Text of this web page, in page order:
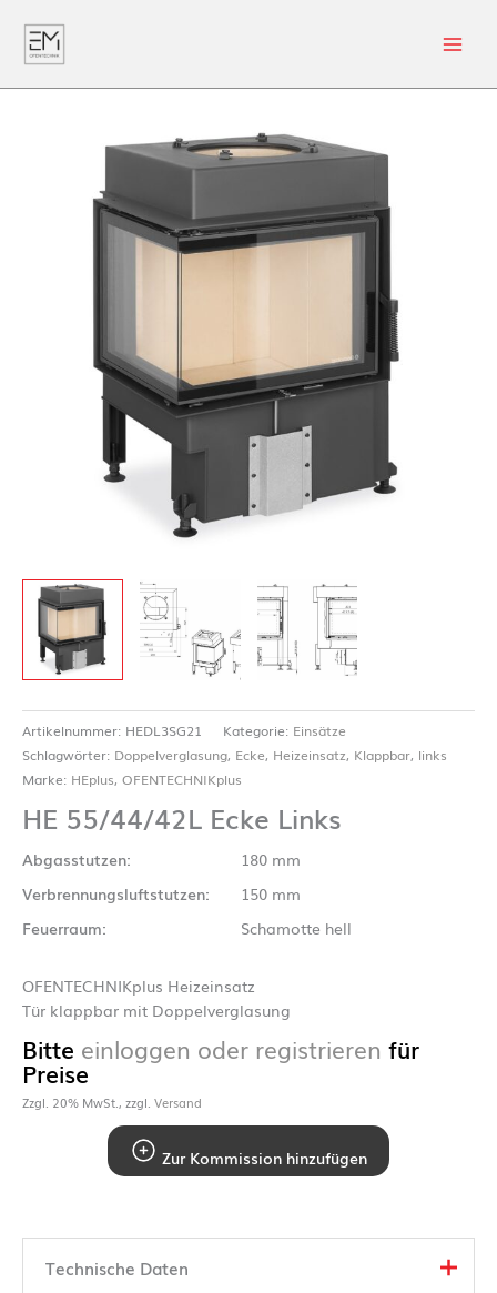
Artikelnummer: HEDL3SG21 Kategorie: Einsätze
Schlagwörter: Doppelverglasung, Ecke, Heizeinsatz, Klappbar, links
Marke: HEplus, OFENTECHNIKplus
HE 55/44/42L Ecke Links
Abgasstutzen:
180 mm
Verbrennungsluftstutzen:
150 mm
Feuerraum:
Schamotte hell
OFENTECHNIKplus Heizeinsatz
Tür klappbar mit Doppelverglasung
Bitte einloggen oder registrieren für
Preise
Zzgl. 20% MwSt., zzgl. Versand
Zur Kommission hinzufügen
Technische Daten